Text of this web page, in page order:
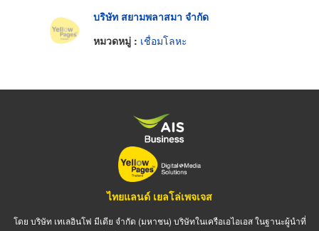
บริษัท สยามพลาสมา จำกัด
หมวดหมู่ : เชื่อมโลหะ
ไทยแลนด์ เยลโล่เพจเจส
โดย บริษัท เทเลอินโฟ มีเดีย จำกัด (มหาชน) บริษัทในเครือเอไอเอส ในฐานะผู้นำที่